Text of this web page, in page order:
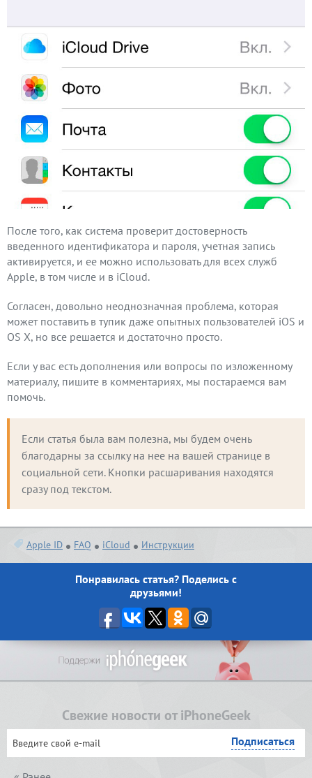
После того, как система проверит достоверность
введенного идентификатора и пароля, учетная запись
активируется, и ее можно использовать для всех служб
Apple, в том числе и в iCloud.
Согласен, довольно неоднозначная проблема, которая
может поставить в тупик даже опытных пользователей iOS и
OS X, но все решается и достаточно просто.
Если у вас есть дополнения или вопросы по изложенному
материалу, пишите в комментариях, мы постараемся вам
помочь.
Если статья была вам полезна, мы будем очень
благодарны за ссылку на нее на вашей странице в
социальной сети. Кнопки расшаривания находятся
сразу под текстом.
Apple ID FAQ iCloud Инструкции
Понравилась статья? Поделись с
друзьями!
Свежие новости от iPhoneGeek